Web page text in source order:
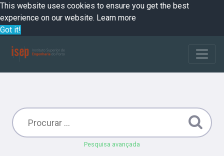
This website uses cookies to ensure you get the best
experience on our website. Learn more
Got it!
Pesquisa avançada